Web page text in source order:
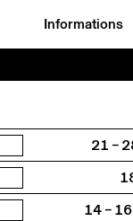
Informations
21 –
14 –